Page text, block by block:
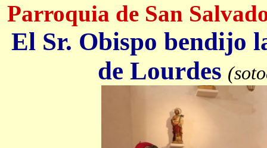
Parroquia de San
El Sr. Obispo bendijo
de Lourdes